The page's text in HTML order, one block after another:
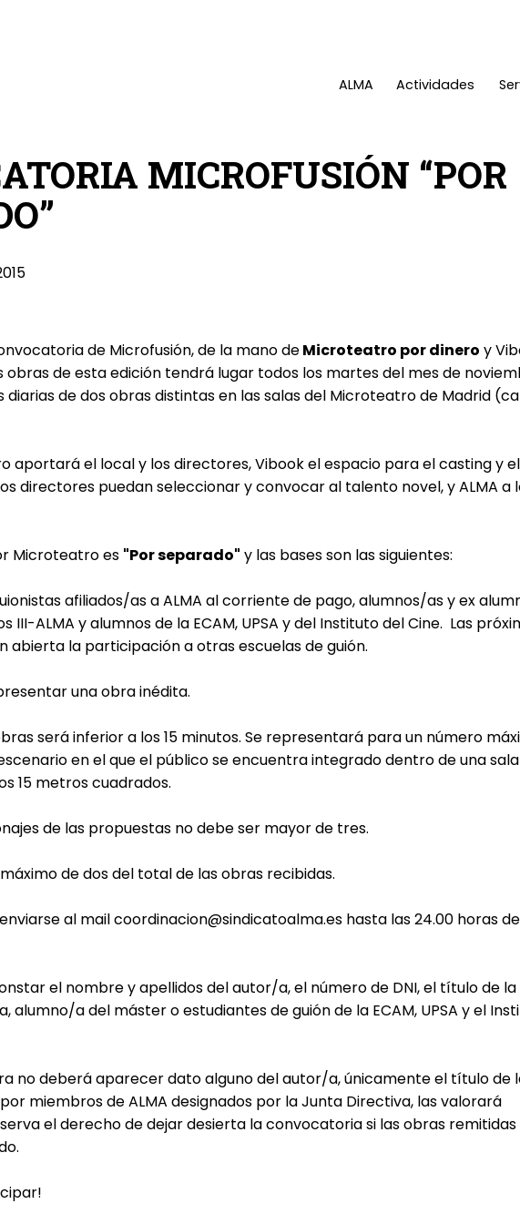
ALMA Actividades
MICROFUSIÓN “POR
de Microfusión, de la mano deMicroteatro por dinero y
de esta edición tendrá lugar todos los martes del mes de
de dos obras distintas en las salas del Microteatro de Madrid
aportará el local y los directores, Vibook el espacio para el casting y
directores puedan seleccionar y convocar al talento novel, y ALMA a
Microteatro es "Por separado" y las bases son las siguientes:
afiliados/as a ALMA al corriente de pago, alumnos/as y ex
III-ALMA y alumnos de la ECAM, UPSA y del Instituto del Cine. Las
abierta la participación a otras escuelas de guión.
una obra inédita.
será inferior a los 15 minutos. Se representará para un número
en el que el público se encuentra integrado dentro de una
15 metros cuadrados.
de las propuestas no debe ser mayor de tres.
de dos del total de las obras recibidas.
al mailcoordinacion@sindicatoalma.eshasta las 24.00 horas
el nombre y apellidos del autor/a, el número de DNI, el título de
alumno/a del máster o estudiantes de guión de la ECAM, UPSA y el
no deberá aparecer dato alguno del autor/a, únicamente el título de
miembros de ALMA designados por la Junta Directiva, las valorará
el derecho de dejar desierta la convocatoria si las obras remitidas